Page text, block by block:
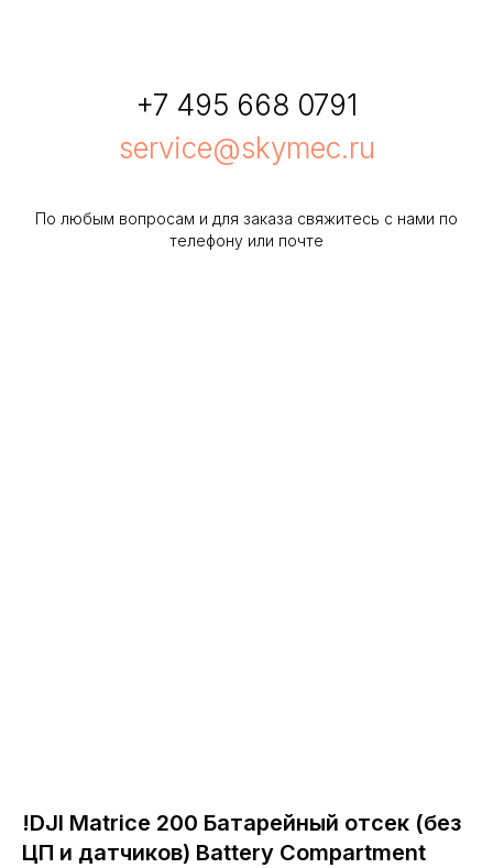
+7 495 668 0791
service@skymec.ru
По любым вопросам и для заказа свяжитесь с нами по
телефону или почте
!DJI Matrice 200 Батарейный отсек (без
ЦП и датчиков) Battery Compartment